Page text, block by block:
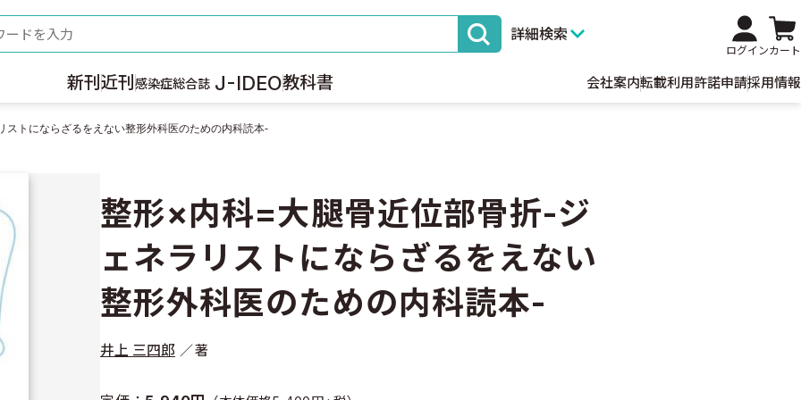
詳細検索
ログインカート
新刊 近刊 感染症総合誌 J-IDEO教科書 会社案内転載利用許諾申請採用情報
ストにならざるをえない整形外科医のための内科読本-
整形×内科=大腿骨近位部骨折-ジ
ェネラリストにならざるをえない
整形外科医のための内科読本-
井上 三四郎 著